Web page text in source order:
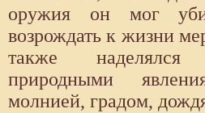
оружия он мог
возрождать к жизни
также
природными
молнией, градом,